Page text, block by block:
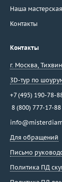
Наша мастерская
Контакты
Контакты
г. Москва,
3D-тур по
+7 (495) 190-78-
8 (800) 777-17-88
Для обращений
Письмо
Политика ПД